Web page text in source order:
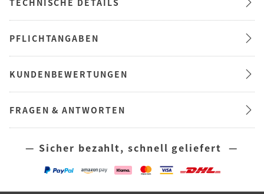
TECHNISCHE DETAILS
PFLICHTANGABEN
KUNDENBEWERTUNGEN
FRAGEN & ANTWORTEN
— Sicher bezahlt, schnell geliefert —